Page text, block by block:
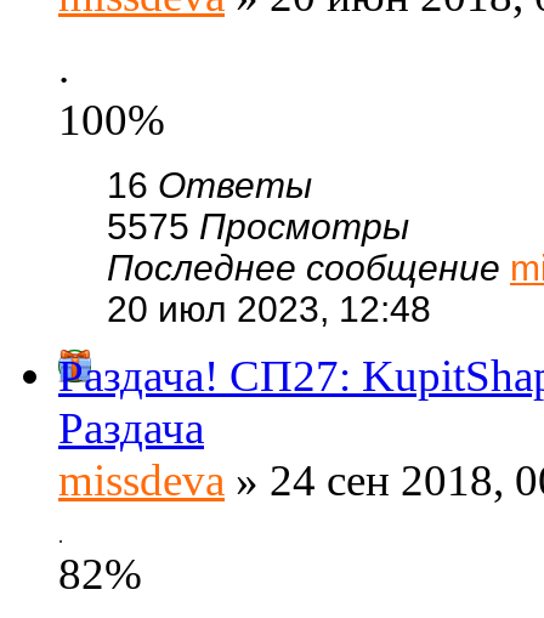
.
100%
16 Ответы
5575 Просмотры
Последнее сообщение
20 июл 2023, 12:48
Раздача! СП27:
Раздача
missdeva » 24 сен 2018,
.
82%